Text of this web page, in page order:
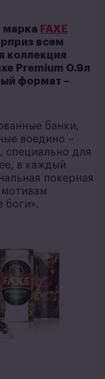
марка FAXE
всем
коллекция
Premium 0.9л
формат –
банки,
воедино –
специально для
в каждый
покерная
мотивам
боги».